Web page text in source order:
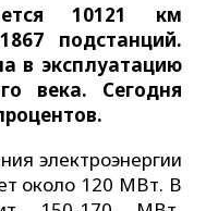
10121 км
подстанций.
в эксплуатацию
века. Сегодня
электроэнергии
около 120 МВт. В